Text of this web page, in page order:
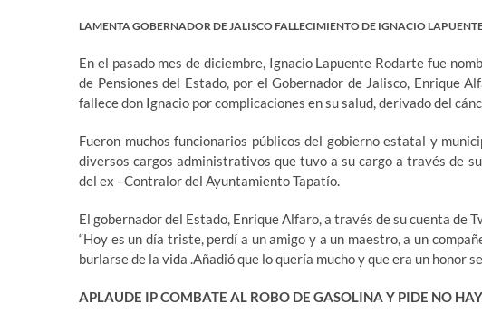
LAMENTA GOBERNADOR DE JALISCO FALLECIMIENTO DE IGNACIO
En el pasado mes de diciembre, Ignacio Lapuente Rodarte fue
de Pensiones del Estado, por el Gobernador de Jalisco, Enrique
fallece don Ignacio por complicaciones en su salud, derivado del
Fueron muchos funcionarios públicos del gobierno estatal y
diversos cargos administrativos que tuvo a su cargo a través de
del ex –Contralor del Ayuntamiento Tapatío.
El gobernador del Estado, Enrique Alfaro, a través de su cuenta
“Hoy es un día triste, perdí a un amigo y a un maestro, a un
burlarse de la vida .Añadió que lo quería mucho y que era un honor
APLAUDE IP COMBATE AL ROBO DE GASOLINA Y PIDE NO